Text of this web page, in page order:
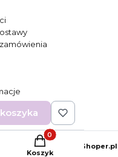
Sklep internetowy Shoper.pl
Produkty w
Koszyk